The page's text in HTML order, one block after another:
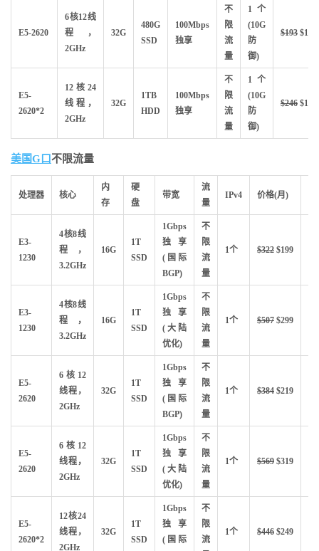
E5-2620
6核12线
程，
2GHz
32G
480G
SSD
100Mbps
独享
不
限
流
量
1个
(10G
防
御)
$193 $107
E5-
2620*2
12核24
线程，
2GHz
32G
1TB
HDD
100Mbps
独享
不
限
流
量
1个
(10G
防
御)
$246 $169
美国G口不限流量
处理器 核心
内
存
硬
盘
带宽
流
量
IPv4 价格(月)
E3-
1230
4核8线
程，
3.2GHz
16G
1T
SSD
1Gbps
独享
(国际
BGP)
不
限
流
量
1个 $322 $199
E3-
1230
4核8线
程，
3.2GHz
16G
1T
SSD
1Gbps
独享
(大陆
优化)
不
限
流
量
1个 $507 $299
E5-
2620
6核12
线程，
2GHz
32G
1T
SSD
1Gbps
独享
(国际
BGP)
不
限
流
量
1个 $384 $219
E5-
2620
6核12
线程，
2GHz
32G
1T
SSD
1Gbps
独享
(大陆
优化)
不
限
流
量
1个 $569 $319
E5-
2620*2
12核24
线程，
2GHz
32G
1T
SSD
1Gbps
独享
(国际
不
限
流
1个 $446 $249